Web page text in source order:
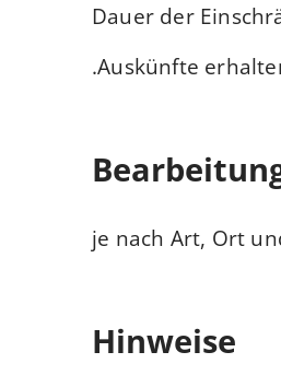
Dauer der
Auskünfte
je nach Art, Ort
Hinweise